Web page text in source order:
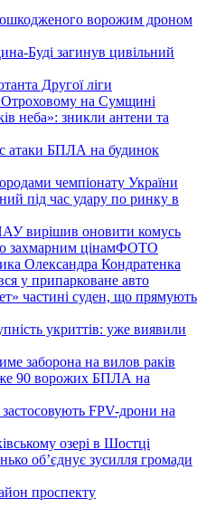
ворожим дроном
Буді загинув цивільний
Другої ліги
на Сумщині
неба»: зникли антени та
атаки БПЛА на будинок
чемпіонату України
під час удару по ринку в
вирішив оновити комусь
захмарним цінамФОТО
Олександра Кондратенка
у припарковане авто
частині суден, що прямують
укриттів: уже виявили
заборона на вилов раків
90 ворожих БПЛА на
FPV-дрони на
озері в Шостці
об’єднує зусилля громади
проспекту